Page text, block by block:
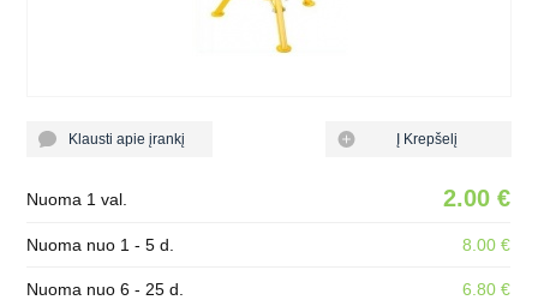
Klausti apie įrankį Į Krepšelį
Nuoma 1 val. 2.00 €
Nuoma nuo 1 - 5 d. 8.00 €
Nuoma nuo 6 - 25 d. 6.80 €